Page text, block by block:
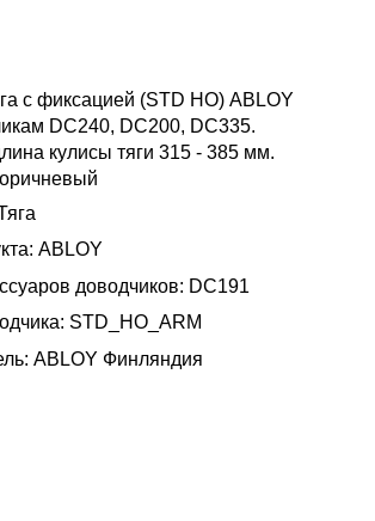
с фиксацией (STD HO) ABLOY
DC240, DC200, DC335.
кулисы тяги 315 - 385 мм.
ABLOY
доводчиков: DC191
STD_HO_ARM
ABLOY Финляндия